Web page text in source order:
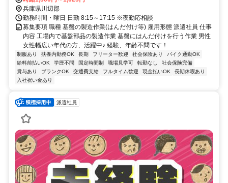
兵庫県川辺郡
勤務時間・曜日 日勤 8:15～17:15 ※夜勤応相談
募集要項 職種 基盤の製造作業(はんだ付け等) 雇用形態 派遣社員 仕事
内容 工場内で基盤部品の製造作業 基盤にはんだ付けを行う作業 男性
女性幅広い年代の方、活躍中♪ 経験、年齢不問です！
制服あり 扶養内勤務OK 長期 フリーター歓迎 社会保険あり
バイク通勤OK
給料前払いOK
学歴不問 固定時間制 職場見学可 転勤なし
社会保険完備
賞与あり
ブランクOK 交通費支給 フルタイム歓迎 現金払いOK
長期休暇あり
入社祝い金あり
派遣社員